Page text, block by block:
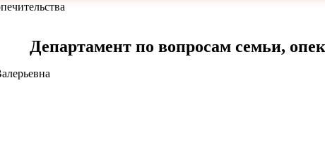
Департамент по вопросам семьи,